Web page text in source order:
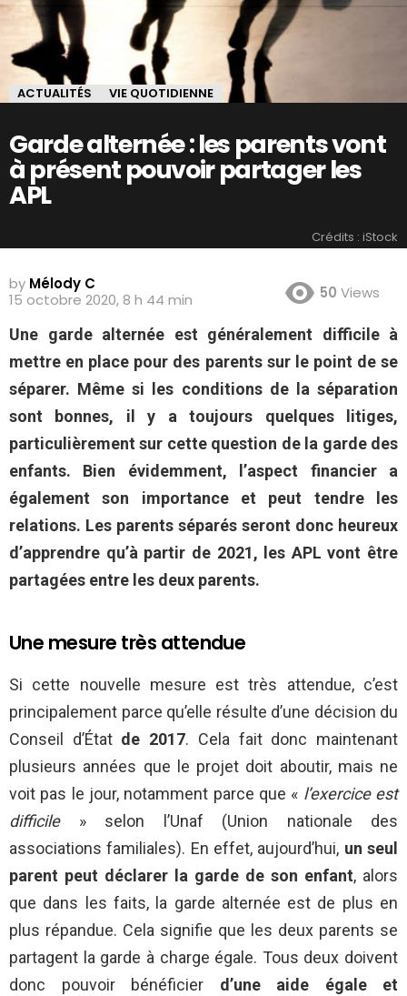
ACTUALITÉS VIE QUOTIDIENNE
Garde alternée : les parents vont
à présent pouvoir partager les
APL
Crédits : iStock
by Mélody C
15 octobre 2020, 8 h 44 min
50 Views
Une garde alternée est généralement difficile à
mettre en place pour des parents sur le point de se
séparer. Même si les conditions de la séparation
sont bonnes, il y a toujours quelques litiges,
particulièrement sur cette question de la garde des
enfants. Bien évidemment, l’aspect financier a
également son importance et peut tendre les
relations. Les parents séparés seront donc heureux
d’apprendre qu’à partir de 2021, les APL vont être
partagées entre les deux parents.
Une mesure très attendue
Si cette nouvelle mesure est très attendue, c’est
principalement parce qu’elle résulte d’une décision du
Conseil d’État de 2017. Cela fait donc maintenant
plusieurs années que le projet doit aboutir, mais ne
voit pas le jour, notamment parce que « l’exercice est
difficile» selon l’Unaf (Union nationale des
associations familiales). En effet, aujourd’hui, un seul
parent peut déclarer la garde de son enfant, alors
que dans les faits, la garde alternée est de plus en
plus répandue. Cela signifie que les deux parents se
partagent la garde à charge égale. Tous deux doivent
donc pouvoir bénéficier d’une aide égale et